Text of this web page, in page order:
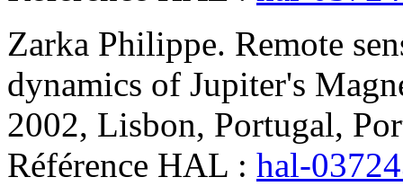
Zarka Philippe. Remote
dynamics of Jupiter's
2002, Lisbon, Portugal,
Référence HAL : hal-